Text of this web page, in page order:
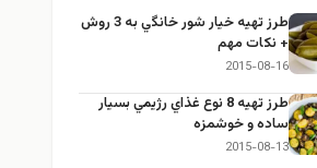
طرز تهيه خیار شور خانگي به 3 روش
+ نكات مهم
2015-08-16
طرز تهيه 8 نوع غذاي رژيمي بسيار
ساده و خوشمزه
2015-08-13